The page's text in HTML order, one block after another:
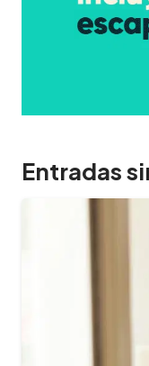
Entradas